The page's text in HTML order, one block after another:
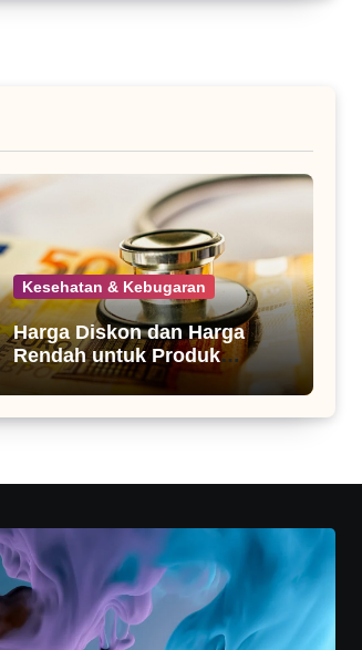
Kesehatan & Kebugaran
Harga Diskon dan Harga
Rendah untuk Produk
Kesehatan